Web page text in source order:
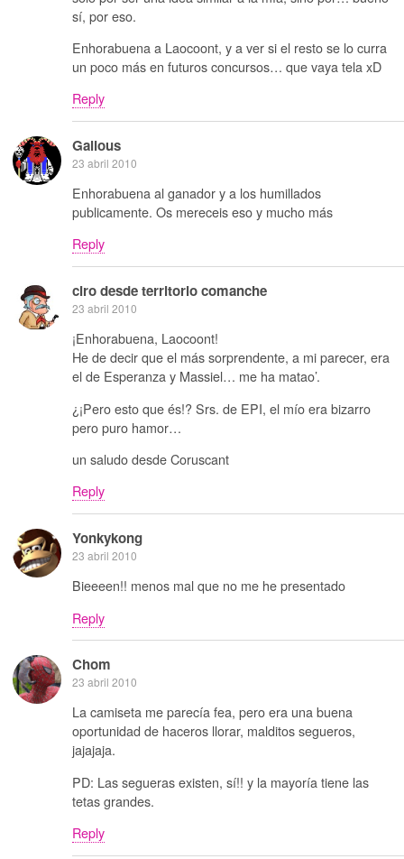
sí, por eso.
Enhorabuena a Laocoont, y a ver si el resto se lo curra
un poco más en futuros concursos… que vaya tela xD
Reply
Galious
23 abril 2010
Enhorabuena al ganador y a los humillados
publicamente. Os mereceis eso y mucho más
Reply
ciro desde territorio comanche
23 abril 2010
¡Enhorabuena, Laocoont!
He de decir que el más sorprendente, a mi parecer, era
el de Esperanza y Massiel… me ha matao’.
¿¡Pero esto que és!? Srs. de EPI, el mío era bizarro
pero puro hamor…
un saludo desde Coruscant
Reply
Yonkykong
23 abril 2010
Bieeeen!! menos mal que no me he presentado
Reply
Chom
23 abril 2010
La camiseta me parecía fea, pero era una buena
oportunidad de haceros llorar, malditos segueros,
jajajaja.
PD: Las segueras existen, sí!! y la mayoría tiene las
tetas grandes.
Reply